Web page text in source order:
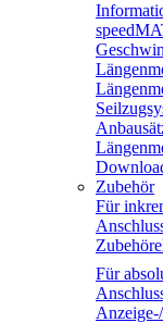
Zubehör
Für
Für